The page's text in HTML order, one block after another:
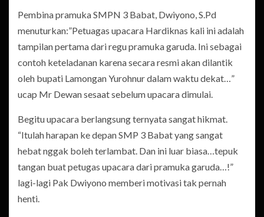
Pembina pramuka SMPN 3 Babat, Dwiyono, S.Pd
menuturkan:”Petuagas upacara Hardiknas kali ini adalah
tampilan pertama dari regu pramuka garuda. Ini sebagai
contoh keteladanan karena secara resmi akan dilantik
oleh bupati Lamongan Yurohnur dalam waktu dekat…”
ucap Mr Dewan sesaat sebelum upacara dimulai.
Begitu upacara berlangsung ternyata sangat hikmat.
“Itulah harapan ke depan SMP 3 Babat yang sangat
hebat nggak boleh terlambat. Dan ini luar biasa…tepuk
tangan buat petugas upacara dari pramuka garuda…!”
lagi-lagi Pak Dwiyono memberi motivasi tak pernah
henti.